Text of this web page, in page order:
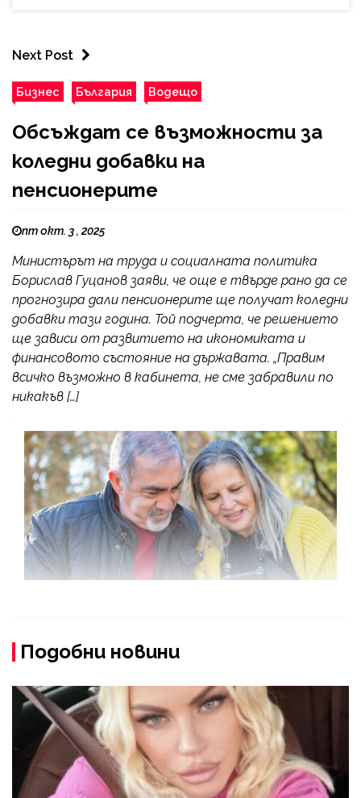
Next Post
Бизнес България Водещо
Обсъждат се възможности за
коледни добавки на
пенсионерите
пт окт. 3 , 2025
Министърът на труда и социалната политика
Борислав Гуцанов заяви, че още е твърде рано да се
прогнозира дали пенсионерите ще получат коледни
добавки тази година. Той подчерта, че решението
ще зависи от развитието на икономиката и
финансовото състояние на държавата. „Правим
всичко възможно в кабинета, не сме забравили по
никакъв […]
Подобни новини